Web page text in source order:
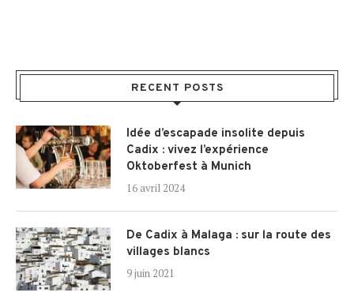
RECENT POSTS
Idée d’escapade insolite depuis
Cadix : vivez l’expérience
Oktoberfest à Munich
16 avril 2024
De Cadix à Malaga : sur la route des
villages blancs
9 juin 2021